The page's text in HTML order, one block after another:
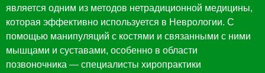
является одним из методов нетрадиционной медицины,
которая эффективно используется в Неврологии. С
помощью манипуляций с костями и связанными с ними
мышцами и суставами, особенно в области
позвоночника — специалисты хиропрактики